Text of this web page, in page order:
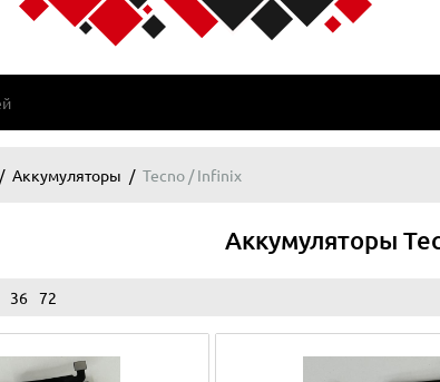
Аккумуляторы Tecno / Infinix
Аккумуляторы
36 72